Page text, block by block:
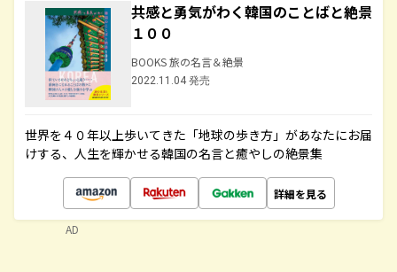
共感と勇気がわく韓国のことばと絶景
１００
BOOKS 旅の名言＆絶景
2022.11.04 発売
世界を４０年以上歩いてきた「地球の歩き方」があなたにお届
けする、人生を輝かせる韓国の名言と癒やしの絶景集
詳細を見る
AD